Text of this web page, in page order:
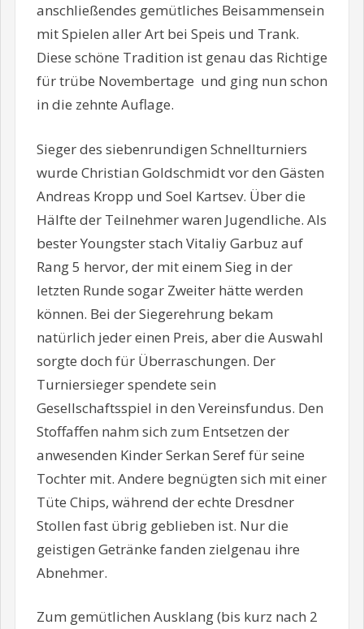
anschließendes gemütliches Beisammensein
mit Spielen aller Art bei Speis und Trank.
Diese schöne Tradition ist genau das Richtige
für trübe Novembertage und ging nun schon
in die zehnte Auflage.
Sieger des siebenrundigen Schnellturniers
wurde Christian Goldschmidt vor den Gästen
Andreas Kropp und Soel Kartsev. Über die
Hälfte der Teilnehmer waren Jugendliche. Als
bester Youngster stach Vitaliy Garbuz auf
Rang 5 hervor, der mit einem Sieg in der
letzten Runde sogar Zweiter hätte werden
können. Bei der Siegerehrung bekam
natürlich jeder einen Preis, aber die Auswahl
sorgte doch für Überraschungen. Der
Turniersieger spendete sein
Gesellschaftsspiel in den Vereinsfundus. Den
Stoffaffen nahm sich zum Entsetzen der
anwesenden Kinder Serkan Seref für seine
Tochter mit. Andere begnügten sich mit einer
Tüte Chips, während der echte Dresdner
Stollen fast übrig geblieben ist. Nur die
geistigen Getränke fanden zielgenau ihre
Abnehmer.
Zum gemütlichen Ausklang (bis kurz nach 2